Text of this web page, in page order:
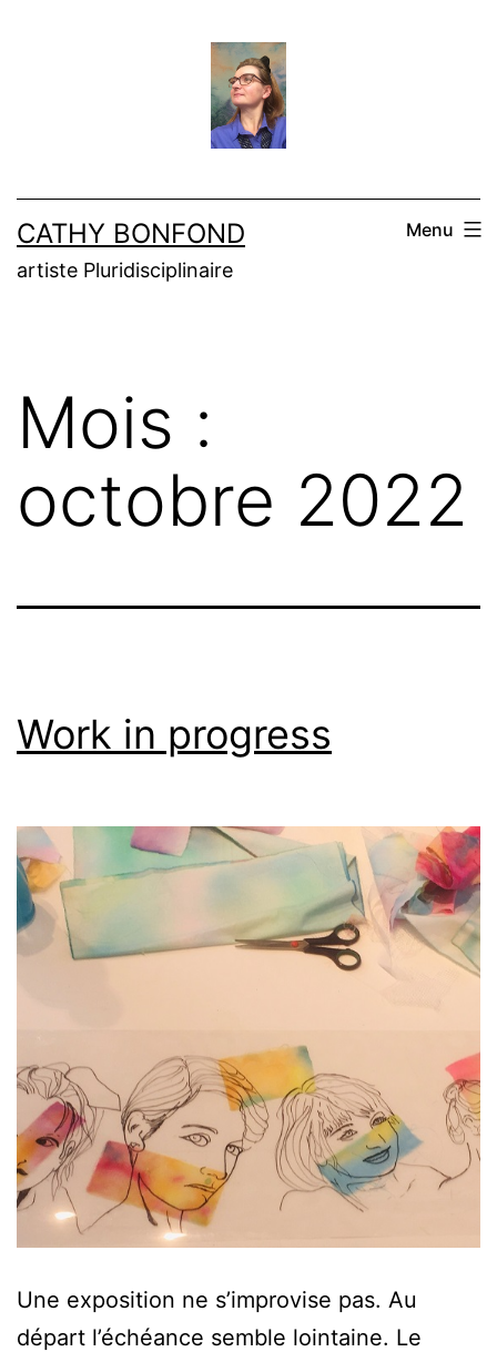
CATHY BONFOND
artiste Pluridisciplinaire
Menu
Mois :
octobre 2022
Work in progress
Une exposition ne s’improvise pas. Au
départ l’échéance semble lointaine. Le